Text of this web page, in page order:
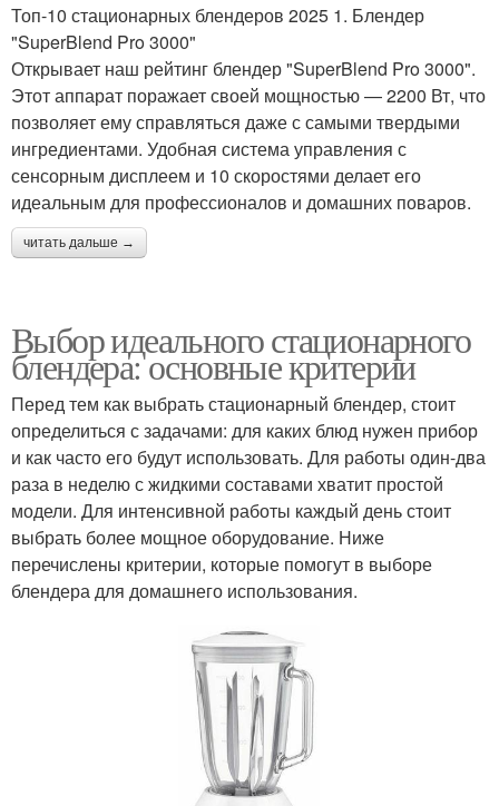
Топ-10 стационарных блендеров 2025 1. Блендер
"SuperBlend Pro 3000"
Открывает наш рейтинг блендер "SuperBlend Pro 3000".
Этот аппарат поражает своей мощностью — 2200 Вт, что
позволяет ему справляться даже с самыми твердыми
ингредиентами. Удобная система управления с
сенсорным дисплеем и 10 скоростями делает его
идеальным для профессионалов и домашних поваров.
читать дальше →
Выбор идеального стационарного
блендера: основные критерии
Перед тем как выбрать стационарный блендер, стоит
определиться с задачами: для каких блюд нужен прибор
и как часто его будут использовать. Для работы один-два
раза в неделю с жидкими составами хватит простой
модели. Для интенсивной работы каждый день стоит
выбрать более мощное оборудование. Ниже
перечислены критерии, которые помогут в выборе
блендера для домашнего использования.